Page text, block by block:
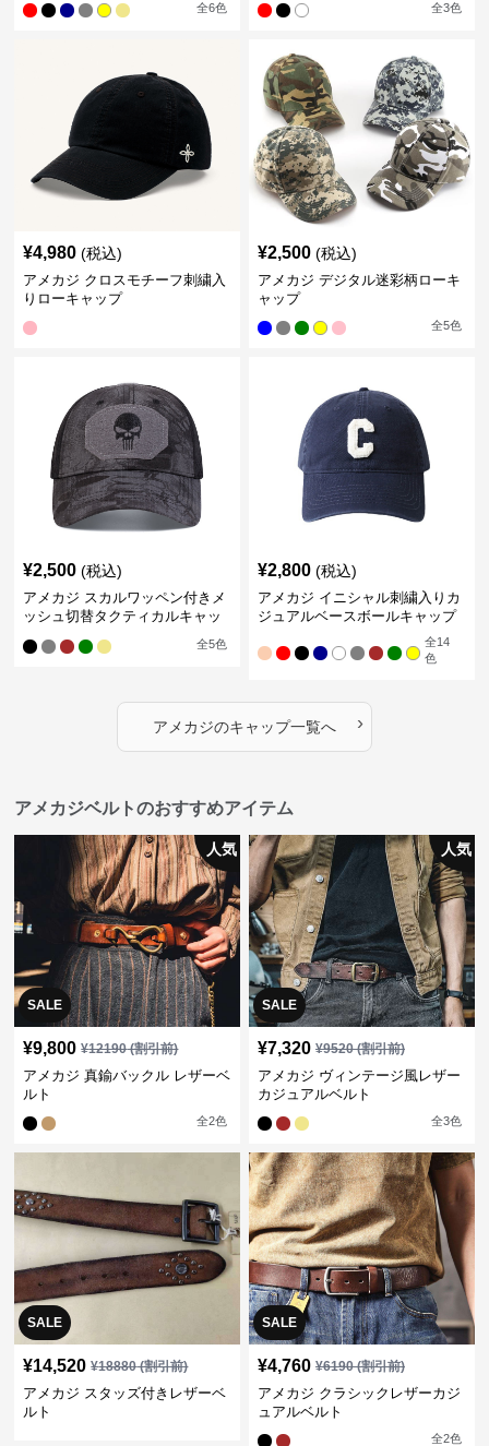
全6色 全3色
¥4,980 (税込)
アメカジ クロスモチーフ刺繍入
りローキャップ
¥2,500 (税込)
アメカジ デジタル迷彩柄ローキ
ャップ
全5色
¥2,500 (税込)
アメカジ スカルワッペン付きメ
ッシュ切替タクティカルキャッ
全5色
¥2,800 (税込)
アメカジ イニシャル刺繍入りカ
ジュアルベースボールキャップ
全14
色
アメカジのキャップ一覧へ ›
アメカジベルトのおすすめアイテム
SALE
人気
¥9,800 ¥12190(割引前)
アメカジ 真鍮バックル レザーベ
ルト
全2色
SALE
人気
¥7,320 ¥9520(割引前)
アメカジ ヴィンテージ風レザー
カジュアルベルト
全3色
SALE
¥14,520 ¥18880(割引前)
アメカジ スタッズ付きレザーベ
ルト
SALE
¥4,760 ¥6190(割引前)
アメカジ クラシックレザーカジ
ュアルベルト
全2色